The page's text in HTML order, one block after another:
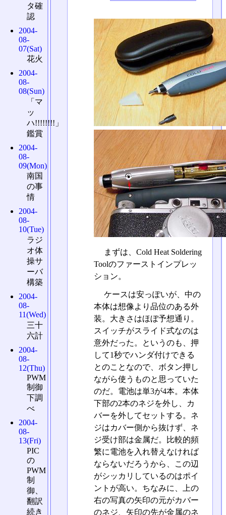
まずは、Cold Heat Soldering
Toolのファーストインプレッ
ション。
ケースは安っぽいが、中の
本体は想像より品位のある外
装。大きさはほぼ予想通り。
スイッチがスライド式なのは
意外だった。というのも、押
して1秒でハンダ付けできる
とのことなので、ボタン押し
ながら使うものと思っていた
のだ。電池は単3が4本。本体
下部の2本のネジを外し、カ
バーを外してセットする。ネ
ジはカバー側から抜けず、ネ
ジ受け部は金属だ。比較的頻
繁に電池を入れ替えなければ
ならないだろうから、この辺
がシッカリしているのはポイ
ントが高い。ちなみに、上の
右の写真の矢印の元がカバー
のネジ、矢印の先が金属のネ
タ確
認
2004-
08-
07(Sat)
花火
2004-
08-
08(Sun)
「マ
ッ
ハ!!!!!!!!」
鑑賞
2004-
08-
09(Mon)
南国
の事
情
2004-
08-
10(Tue)
ラジ
オ体
操サ
ーバ
構築
2004-
08-
11(Wed)
三十
六計
2004-
08-
12(Thu)
PWM
制御
下調
べ
2004-
08-
13(Fri)
PIC
の
PWM
制
御、
翻訳
続き